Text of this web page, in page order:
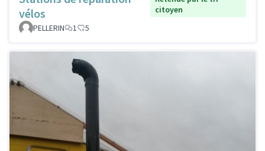
vélos
citoyen
PELLERIN
1 5